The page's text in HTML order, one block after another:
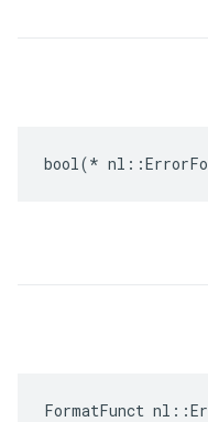
bool(*
FormatFunct